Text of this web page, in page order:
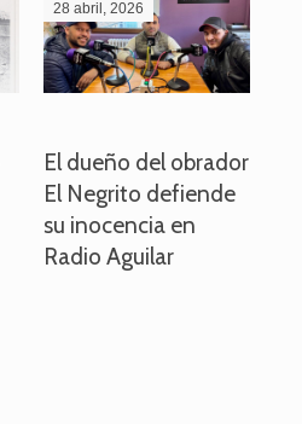
28 abril, 2026
El dueño del obrador
El Negrito defiende
su inocencia en
Radio Aguilar